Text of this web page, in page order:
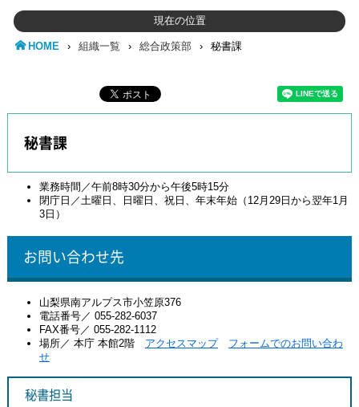
現在の位置
HOME › 組織一覧 › 総合政策部 › 秘書課
秘書課
業務時間／午前8時30分から午後5時15分
閉庁日／土曜日、日曜日、祝日、年末年始（12月29日から翌年1月
3日）
お問い合わせ先
山梨県南アルプス市小笠原376
電話番号／ 055-282-6037
FAX番号／ 055-282-1112
場所／ 本庁 本館2階 アクセスマップ
フォームでのお問い合わ
せ
秘書担当